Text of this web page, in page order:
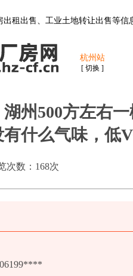
出租出售、工业土地转让出售等信
杭州站
[ 切换 ]
州500方左右
什么气味，低
次数： 168次